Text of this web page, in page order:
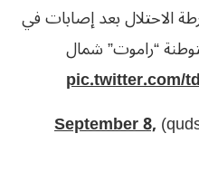
الاحتلال بعد إصابات في
“راموت” شمال
pic.twitter.com/
September 8,